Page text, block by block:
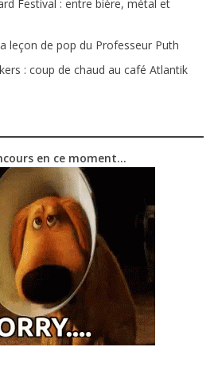
Festival : entre bière, métal et
leçon de pop du Professeur Puth
: coup de chaud au café Atlantik
en ce moment…